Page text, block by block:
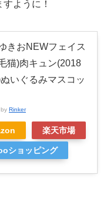
ように！
きおNEWフェイス
猫)肉キュン(2018
いぐるみマスコッ
Rinker
楽天市場
ショッピング